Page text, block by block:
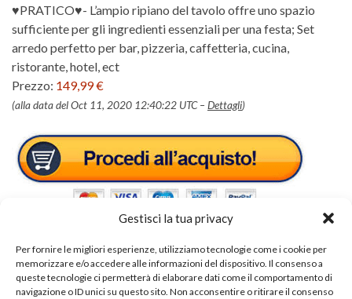
Gestisci la tua privacy
Per fornire le migliori esperienze, utilizziamo tecnologie come i cookie per
memorizzare e/o accedere alle informazioni del dispositivo. Il consenso a
queste tecnologie ci permetterà di elaborare dati come il comportamento di
navigazione o ID unici su questo sito. Non acconsentire o ritirare il consenso
♥PRATICO♥- L’ampio ripiano del tavolo offre uno spazio
sufficiente per gli ingredienti essenziali per una festa; Set
arredo perfetto per bar, pizzeria, caffetteria, cucina,
ristorante, hotel, ect
Prezzo: 149,99 €
(alla data del Oct 11, 2020 12:40:22 UTC – Dettagli)
Tags: woltu mobili